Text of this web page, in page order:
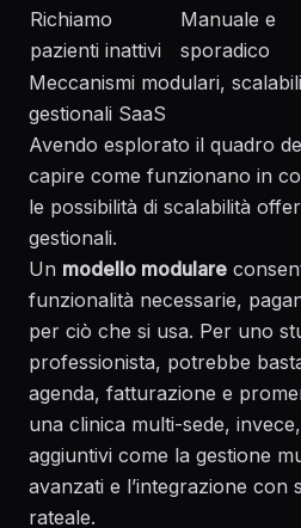
Richiamo
pazienti inattivi
Manuale e
sporadico
Meccanismi modulari,
gestionali SaaS
Avendo esplorato il quadro
capire come funzionano in
le possibilità di scalabilità
gestionali.
Un modello modulare
funzionalità necessarie,
per ciò che si usa. Per uno
professionista, potrebbe
agenda, fatturazione e
una clinica multi-sede,
aggiuntivi come la gestione
avanzati e l’integrazione con
rateale.